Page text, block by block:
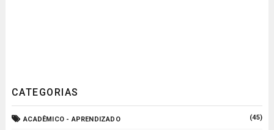
CATEGORIAS
ACADÊMICO - APRENDIZADO (45)